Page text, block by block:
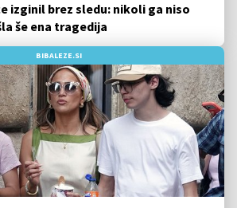
izginil brez sledu: nikoli ga niso
še ena tragedija
BIBALEZE.SI